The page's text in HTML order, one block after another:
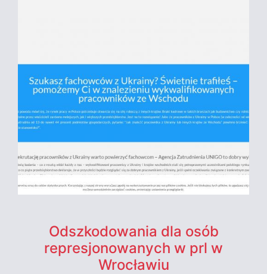
Odszkodowania dla osób
represjonowanych w prl w
Wrocławiu